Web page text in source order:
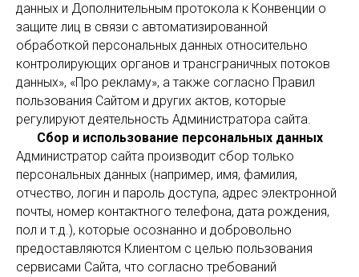
данных и Дополнительным протокола к Конвенции о
защите лиц в связи с автоматизированной
обработкой персональных данных относительно
контролирующих органов и трансграничных потоков
данных», «Про рекламу», а также согласно Правил
пользования Сайтом и других актов, которые
регулируют деятельность Администратора сайта.
Сбор и использование персональных данных
Администратор сайта производит сбор только
персональных данных (например, имя, фамилия,
отчество, логин и пароль доступа, адрес электронной
почты, номер контактного телефона, дата рождения,
пол и т.д.), которые осознанно и добровольно
предоставляются Клиентом с целью пользования
сервисами Сайта, что согласно требований